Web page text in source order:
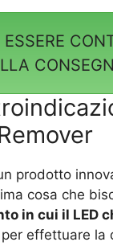
prodotto
cosa che
in cui il LED
effettuare la